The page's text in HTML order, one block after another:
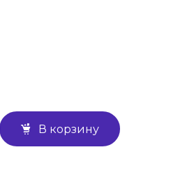
В корзину